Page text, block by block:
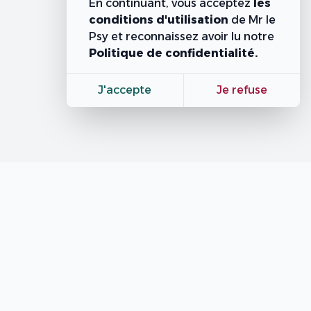
En continuant, vous acceptez les
conditions d'utilisation de Mr le
Psy et reconnaissez avoir lu notre
Politique de confidentialité.
J'accepte Je refuse